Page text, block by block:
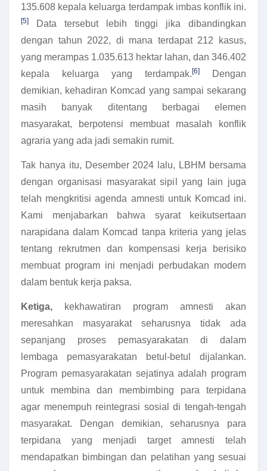
135.608 kepala keluarga terdampak imbas konflik ini.
[5]
Data tersebut lebih tinggi jika dibandingkan
dengan tahun 2022, di mana terdapat 212 kasus,
yang merampas 1.035.613 hektar lahan, dan 346.402
kepala keluarga yang terdampak. [6]
Dengan
demikian, kehadiran Komcad yang sampai sekarang
masih banyak ditentang berbagai elemen
masyarakat, berpotensi membuat masalah konflik
agraria yang ada jadi semakin rumit.
Tak hanya itu, Desember 2024 lalu, LBHM bersama
dengan organisasi masyarakat sipil yang lain juga
telah mengkritisi agenda amnesti untuk Komcad ini.
Kami menjabarkan bahwa syarat keikutsertaan
narapidana dalam Komcad tanpa kriteria yang jelas
tentang rekrutmen dan kompensasi kerja berisiko
membuat program ini menjadi perbudakan modern
dalam bentuk kerja paksa.
Ketiga, kekhawatiran program amnesti akan
meresahkan masyarakat seharusnya tidak ada
sepanjang proses pemasyarakatan di dalam
lembaga pemasyarakatan betul-betul dijalankan.
Program pemasyarakatan sejatinya adalah program
untuk membina dan membimbing para terpidana
agar menempuh reintegrasi sosial di tengah-tengah
masyarakat. Dengan demikian, seharusnya para
terpidana yang menjadi target amnesti telah
mendapatkan bimbingan dan pelatihan yang sesuai